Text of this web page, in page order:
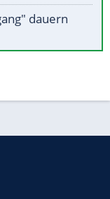
dauern